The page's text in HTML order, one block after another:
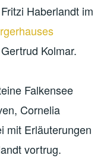
Haberlandt im
Kolmar.
Falkensee
Cornelia
mit Erläuterungen
vortrug.